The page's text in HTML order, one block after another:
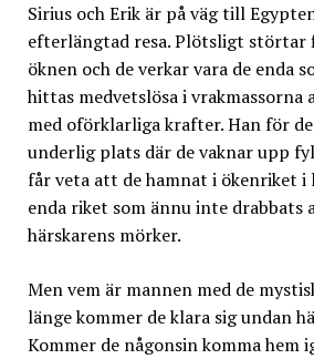
Sirius och Erik är på väg till
efterlängtad resa. Plötsligt
öknen och de verkar vara de enda
hittas medvetslösa i vrakmassorna
med oförklarliga krafter. Han för
underlig plats där de vaknar upp
får veta att de hamnat i ökenriket i
enda riket som ännu inte drabbats
härskarens mörker.
Men vem är mannen med de
länge kommer de klara sig undan
Kommer de någonsin komma hem